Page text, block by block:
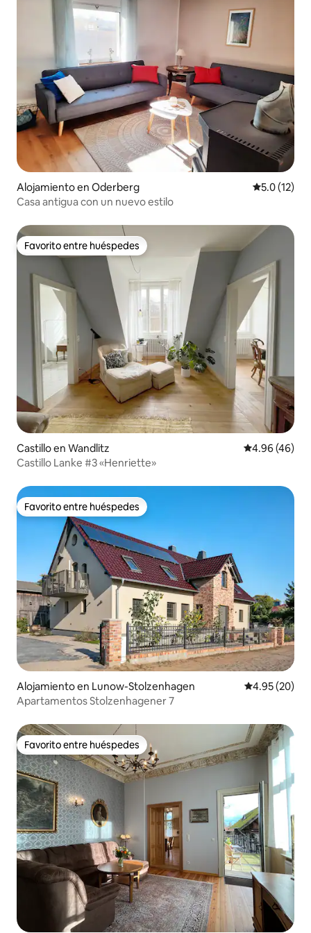
Alojamiento en Oderberg Calificación
5.0 (12)
Casa antigua con un nuevo estilo
Favorito entre huéspedes
Favorito entre huéspedes
Castillo en Wandlitz Calificación
4.96 (46)
Castillo Lanke #3 «Henriette»
Favorito entre huéspedes
Favorito entre huéspedes
Alojamiento en Lunow-Stolzenhagen Calificación
4.95 (20)
Apartamentos Stolzenhagener 7
Favorito entre huéspedes
Favorito entre huéspedes